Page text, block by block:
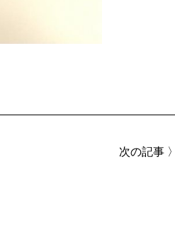
次の記事〉